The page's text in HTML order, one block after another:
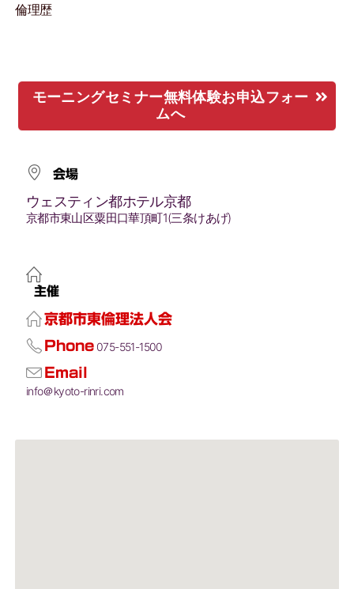
倫理歴
モーニングセミナー無料体験お申込フォー
ムへ
会場
ウェスティン都ホテル京都
京都市東山区粟田口華頂町1(三条けあげ)
主催
京都市東倫理法人会
Phone 075-551-1500
Email
info＠kyoto-rinri.com